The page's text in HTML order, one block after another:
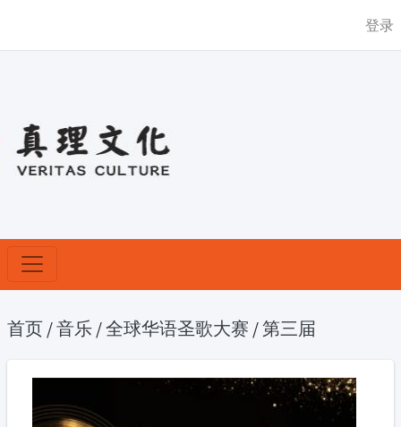
登录
首页 /音乐 /全球华语圣歌大赛 /第三届